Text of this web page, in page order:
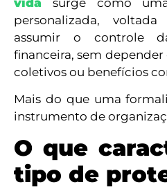
personalizada,
assumir o controle
financeira, sem
coletivos ou benefícios
Mais do que uma
instrumento de
O que
tipo de